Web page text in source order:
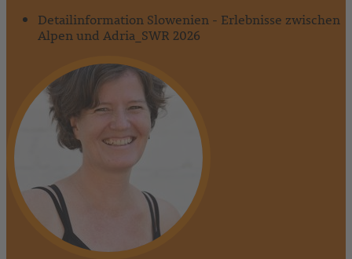
Detailinformation Slowenien - Erlebnisse zwischen
Alpen und Adria_SWR 2026